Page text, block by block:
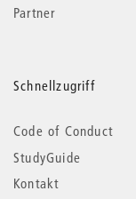
Partner
Schnellzugriff
Code of Conduct
StudyGuide
Kontakt